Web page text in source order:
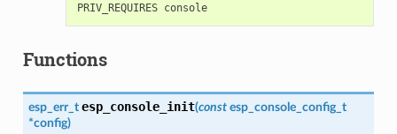
PRIV_REQUIRES console
Functions
esp_err_t esp_console_init(const esp_console_config_t
*config)